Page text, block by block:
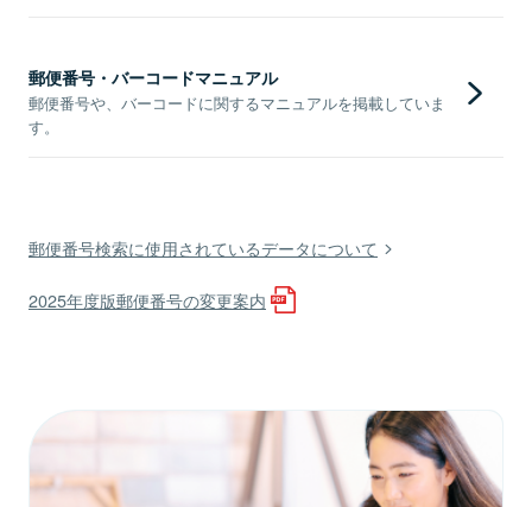
郵便番号・バーコードマニュアル
郵便番号や、バーコードに関するマニュアルを掲載していま
す。
郵便番号検索に使用されているデータについて
2025年度版郵便番号の変更案内